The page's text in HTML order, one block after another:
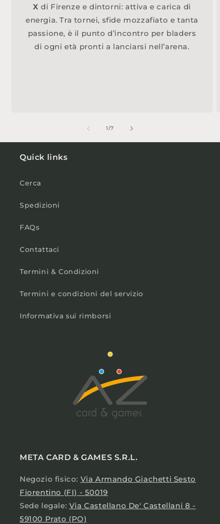
Xdi Firenze e dintorni: attiva e carica di
energia. Tra tornei, sfide mozzafiato e tanta
passione, è il punto d’incontro per bladers
di ogni età pronti a lanciarsi nell’arena.
1/su
7
Quick links
Cerca
Spedizioni
FAQs
Contattaci
Termini & Condizioni
Termini e condizioni del servizio
Informativa sui rimborsi
META CARD & GAMES S.R.L.
Negozio fisico: Via Armando Giachetti Sesto
Fiorentino (FI) - 50019
Sede legale: Via Castellano De' Castellani 8 -
59100 Prato (PO)